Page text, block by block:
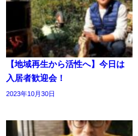
【地域再生から活性へ】今日は
入居者歓迎会！
2023年10月30日